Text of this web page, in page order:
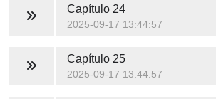
Capítulo 24
2025-09-17 13:44:57
Capítulo 25
2025-09-17 13:44:57